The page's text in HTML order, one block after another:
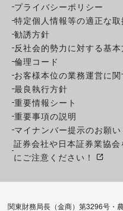
プライバシーポリシー
特定個人情報等の適正な
勧誘方針
反社会的勢力に対する基
倫理コード
お客様本位の業務運営に
最良執行方針
重要情報シート
重要事項の説明
マイナンバー提示のお願い
証券会社や日本証券業協
にご注意ください！
関東財務局長（金商）第3296号・